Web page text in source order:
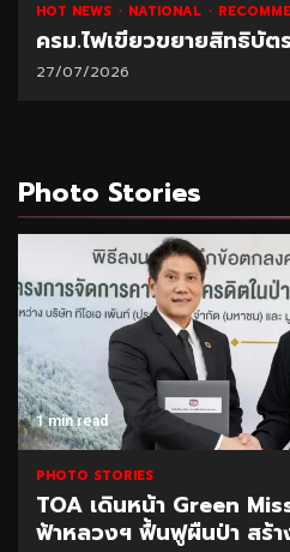
HOT NEWS NATIONAL
ครม.ไฟเขียวขยายสิทธิบั
27/07/2026
Photo Stories
1 min read
PHOTO STORIES
TOA เดินหน้า Green
ฟ้าหลวงฯ ฟื้นฟูผืนป่า สร้